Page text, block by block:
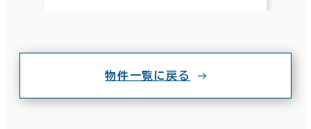
物件一覧に戻る